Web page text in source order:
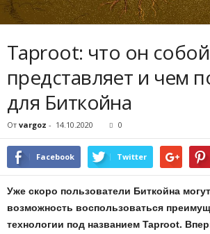
Taproot: что он собой
представляет и чем
для Биткойна
От vargoz - 14.10.2020 0
Facebook Twitter
Уже скоро пользователи Биткойна
возможность воспользоваться
технологии под названием Taproot.